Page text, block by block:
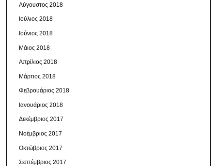
Αύγουστος 2018
Ιούλιος 2018
Ιούνιος 2018
Μάιος 2018
Απρίλιος 2018
Μάρτιος 2018
Φεβρουάριος 2018
Ιανουάριος 2018
Δεκέμβριος 2017
Νοέμβριος 2017
Οκτώβριος 2017
Σεπτέμβριος 2017